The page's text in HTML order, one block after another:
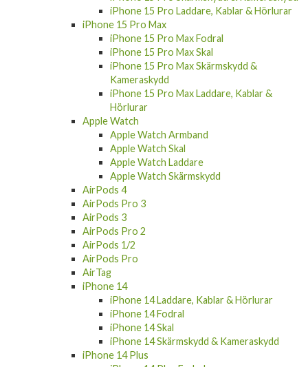
iPhone 15 Pro
iPhone 15 Pro Fodral
iPhone 15 Pro Skal
iPhone 15 Pro Skärmskydd & Kameraskydd
iPhone 15 Pro Laddare, Kablar & Hörlurar
iPhone 15 Pro Max
iPhone 15 Pro Max Fodral
iPhone 15 Pro Max Skal
iPhone 15 Pro Max Skärmskydd &
Kameraskydd
iPhone 15 Pro Max Laddare, Kablar &
Hörlurar
Apple Watch
Apple Watch Armband
Apple Watch Skal
Apple Watch Laddare
Apple Watch Skärmskydd
AirPods 4
AirPods Pro 3
AirPods 3
AirPods Pro 2
AirPods 1/2
AirPods Pro
AirTag
iPhone 14
iPhone 14 Laddare, Kablar & Hörlurar